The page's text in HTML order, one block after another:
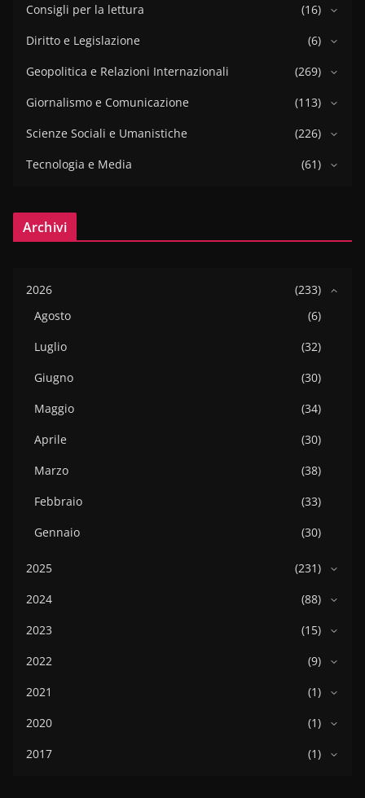
Consigli per la lettura
(16)
Diritto e Legislazione
(6)
Geopolitica e Relazioni Internazionali
(269)
Giornalismo e Comunicazione
(113)
Scienze Sociali e Umanistiche
(226)
Tecnologia e Media
(61)
Archivi
2026
(233)
Agosto
(6)
Luglio
(32)
Giugno
(30)
Maggio
(34)
Aprile
(30)
Marzo
(38)
Febbraio
(33)
Gennaio
(30)
2025
(231)
2024
(88)
2023
(15)
2022
(9)
2021
(1)
2020
(1)
2017
(1)